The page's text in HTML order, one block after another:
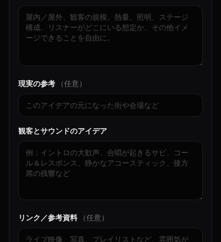
現実の参考 （任意）
観客とサウンドのアイデア
リンク／参考資料 （任意）